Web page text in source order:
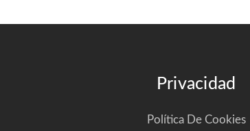
Privacidad
Política De Cookies